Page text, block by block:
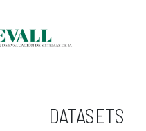
DATASETS